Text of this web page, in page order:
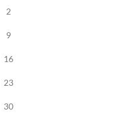
2
9
16
23
30